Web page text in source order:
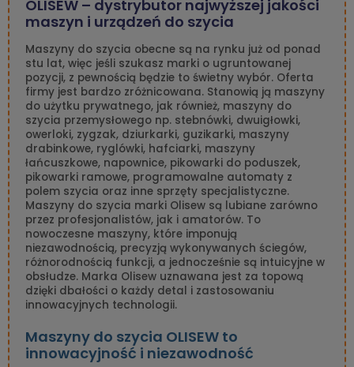
OLISEW – dystrybutor najwyższej jakości
maszyn i urządzeń do szycia
Maszyny do szycia obecne są na rynku już od ponad
stu lat, więc jeśli szukasz marki o ugruntowanej
pozycji, z pewnością będzie to świetny wybór. Oferta
firmy jest bardzo zróżnicowana. Stanowią ją maszyny
do użytku prywatnego, jak również, maszyny do
szycia przemysłowego np. stebnówki, dwuigłowki,
owerloki, zygzak, dziurkarki, guzikarki, maszyny
drabinkowe, ryglówki, hafciarki, maszyny
łańcuszkowe, napownice, pikowarki do poduszek,
pikowarki ramowe, programowalne automaty z
polem szycia oraz inne sprzęty specjalistyczne.
Maszyny do szycia marki Olisew są lubiane zarówno
przez profesjonalistów, jak i amatorów. To
nowoczesne maszyny, które imponują
niezawodnością, precyzją wykonywanych ściegów,
różnorodnością funkcji, a jednocześnie są intuicyjne w
obsłudze. Marka Olisew uznawana jest za topową
dzięki dbałości o każdy detal i zastosowaniu
innowacyjnych technologii.
Maszyny do szycia OLISEW to
innowacyjność i niezawodność